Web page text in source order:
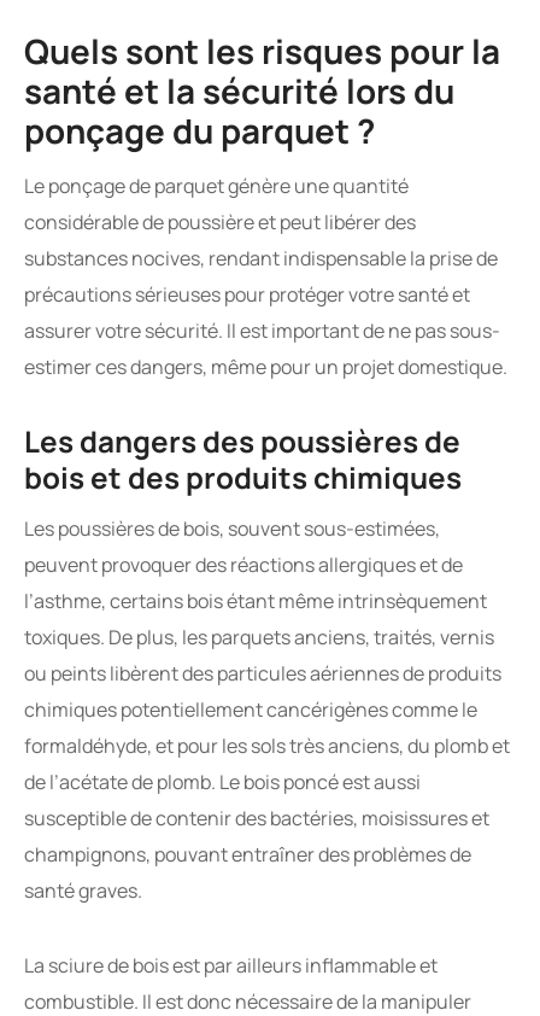
Quels sont les risques pour la
santé et la sécurité lors du
ponçage du parquet ?
Le ponçage de parquet génère une quantité
considérable de poussière et peut libérer des
substances nocives, rendant indispensable la prise de
précautions sérieuses pour protéger votre santé et
assurer votre sécurité. Il est important de ne pas sous-
estimer ces dangers, même pour un projet domestique.
Les dangers des poussières de
bois et des produits chimiques
Les poussières de bois, souvent sous-estimées,
peuvent provoquer des réactions allergiques et de
l’asthme, certains bois étant même intrinsèquement
toxiques. De plus, les parquets anciens, traités, vernis
ou peints libèrent des particules aériennes de produits
chimiques potentiellement cancérigènes comme le
formaldéhyde, et pour les sols très anciens, du plomb et
de l’acétate de plomb. Le bois poncé est aussi
susceptible de contenir des bactéries, moisissures et
champignons, pouvant entraîner des problèmes de
santé graves.
La sciure de bois est par ailleurs inflammable et
combustible. Il est donc nécessaire de la manipuler